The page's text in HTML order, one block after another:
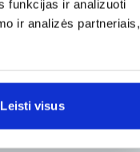
funkcijas ir analizuoti
ir analizės partneriais,
Leisti visus